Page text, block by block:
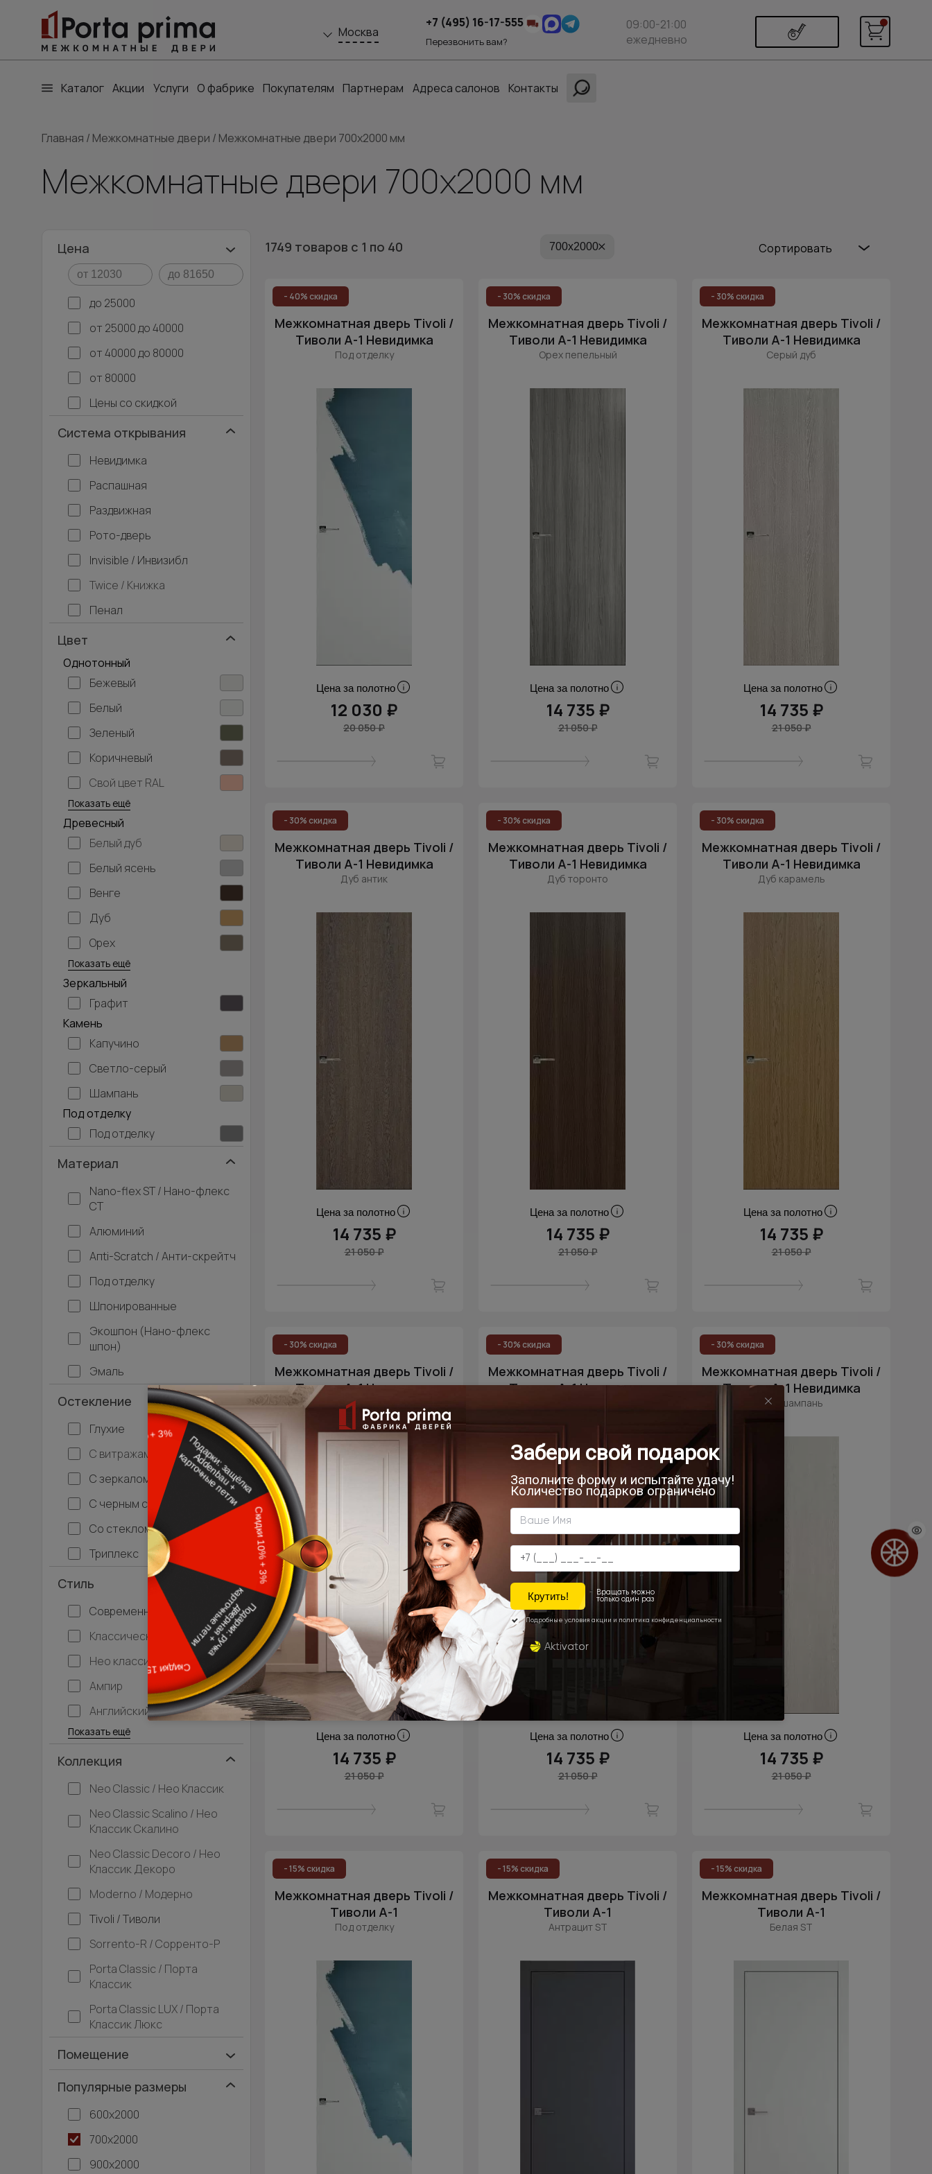
Москва
+7 (495) 16-17-555
Перезвонить вам?
09:00-21:00
ежедневно
Каталог Акции Услуги О фабрике Покупателям Партнерам Адреса салонов Контакты
Главная / Межкомнатные двери / Межкомнатные двери 700x2000 мм
Межкомнатные двери 700x2000 мм
Цена
до 25000
от 25000 до 40000
от 40000 до 80000
от 80000
Цены со скидкой
Система открывания
Невидимка
Распашная
Раздвижная
Рото-дверь
Invisible / Инвизибл
Twice / Книжка
Пенал
Цвет
Однотонный
Бежевый
Белый
Зеленый
Коричневый
Свой цвет RAL
Серебристый
Серый
Темно-серый
Хаки
Черный
Показать ещё
Древесный
Белый дуб
Белый ясень
Венге
Дуб
Орех
Серый дуб
Показать ещё
Зеркальный
Графит
Камень
Капучино
Светло-серый
Шампань
Под отделку
Под отделку
Материал
Nano-flex ST / Нано-флекс
СТ
Алюминий
Апti-Sсrаtсh / Анти-скрейтч
Под отделку
Шпонированные
Экошпон (Нано-флекс
шпон)
Эмаль
Остекление
Глухие
С витражами
С зеркалом
С черным стеклом
Со стеклом
Триплекс
Стиль
Современный
Классический
Нео классика
Ампир
Английский
Багетные
Барокко
Кантри
Крашенные
Лофт
Модерн
Под старину
Прованс
Скандинавский
Современная классика
Хай-тек
Показать ещё
Коллекция
Neo Classic / Нео Классик
Neo Classic Scalino / Нео
Классик Скалино
Neo Classic Decoro / Нео
Классик Декоро
Moderno / Модерно
Tivoli / Тиволи
Sorrento-R / Сорренто-Р
Porta Classic / Порта
Классик
Porta Classic LUX / Порта
Классик Люкс
Помещение
Ванная и туалет
Гардеробная
Гостинная
Дача
Популярные размеры
600х2000
700х2000
900х2000
1749 товаров с 1 по 40 700х2000
Сортировать
Цена (возр.)
Cначала новинки
Cначала скидки
- 40% скидка
Межкомнатная дверь Tivoli /
Тиволи А-1 Невидимка
Под отделку
Цена за полотно
12 030 ₽
20 050 ₽
- 30% скидка
Межкомнатная дверь Tivoli /
Тиволи А-1 Невидимка
Орех пепельный
Цена за полотно
14 735 ₽
21 050 ₽
- 30% скидка
Межкомнатная дверь Tivoli /
Тиволи А-1 Невидимка
Серый дуб
Цена за полотно
14 735 ₽
21 050 ₽
- 30% скидка
Межкомнатная дверь Tivoli /
Тиволи А-1 Невидимка
Дуб антик
Цена за полотно
14 735 ₽
21 050 ₽
- 30% скидка
Межкомнатная дверь Tivoli /
Тиволи А-1 Невидимка
Дуб торонто
Цена за полотно
14 735 ₽
21 050 ₽
- 30% скидка
Межкомнатная дверь Tivoli /
Тиволи А-1 Невидимка
Дуб карамель
Цена за полотно
14 735 ₽
21 050 ₽
- 30% скидка
Межкомнатная дверь Tivoli /
Тиволи А-1 Невидимка
Венге Нуар
Цена за полотно
14 735 ₽
21 050 ₽
- 30% скидка
Межкомнатная дверь Tivoli /
Тиволи А-1 Невидимка
Цена за полотно
14 735 ₽
21 050 ₽
- 30% скидка
Межкомнатная дверь Tivoli /
Тиволи А-1 Невидимка
Дуб шампань
Цена за полотно
14 735 ₽
21 050 ₽
- 15% скидка
Межкомнатная дверь Tivoli /
Тиволи А-1
Под отделку
- 15% скидка
Межкомнатная дверь Tivoli /
Тиволи А-1
Антрацит ST
- 15% скидка
Межкомнатная дверь Tivoli /
Тиволи А-1
Белая ST